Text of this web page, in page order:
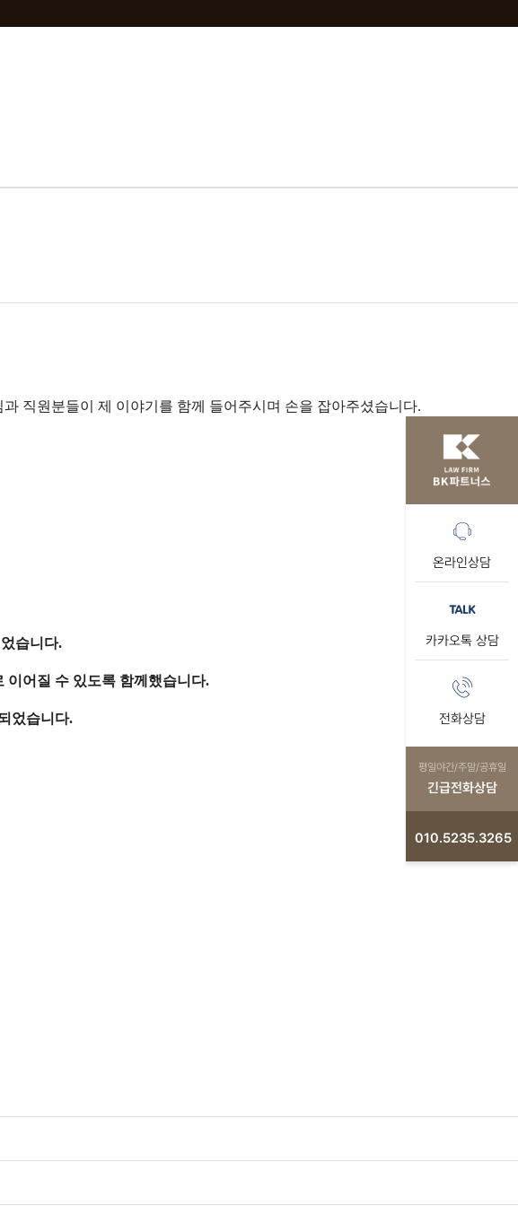
온라인상담
카카오톡 상담
전화상담
평일야간/주말/공휴일
긴급전화상담
010.5235.3265
직원분들이 제 이야기를 함께 들어주시며 손을 잡아주셨습니다.
습니다.
이어질 수 있도록 함께했습니다.
었습니다.